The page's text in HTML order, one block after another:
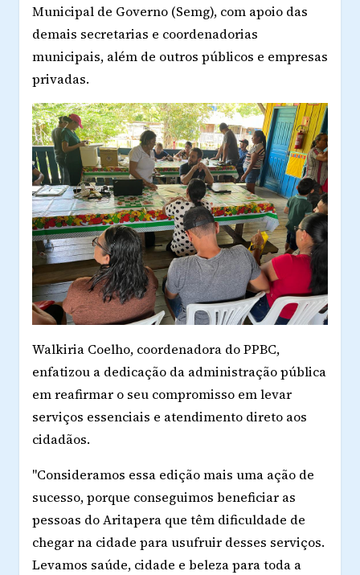
Municipal de Governo (Semg), com apoio das
demais secretarias e coordenadorias
municipais, além de outros públicos e empresas
privadas.
Walkiria Coelho, coordenadora do PPBC,
enfatizou a dedicação da administração pública
em reafirmar o seu compromisso em levar
serviços essenciais e atendimento direto aos
cidadãos.
"Consideramos essa edição mais uma ação de
sucesso, porque conseguimos beneficiar as
pessoas do Aritapera que têm dificuldade de
chegar na cidade para usufruir desses serviços.
Levamos saúde, cidade e beleza para toda a